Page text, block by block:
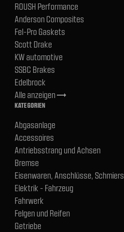
ROUSH Performance
Anderson Composites
Fel-Pro Gaskets
Scott Drake
KW automotive
SSBC Brakes
Edelbrock
Alle anzeigentrending_flat
KATEGORIEN
Abgasanlage
Accessoires
Antriebsstrang und Achsen
Bremse
Eisenwaren, Anschlüsse,
Elektrik - Fahrzeug
Fahrwerk
Felgen und Reifen
Getriebe